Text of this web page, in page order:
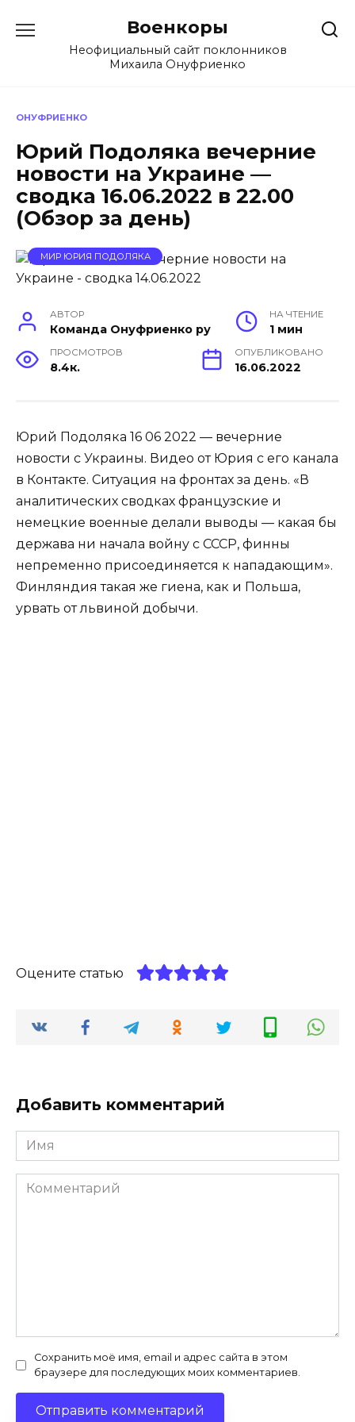
содержанию
Военкоры
Неофициальный сайт поклонников
Михаила Онуфриенко
ОНУФРИЕНКО
Юрий Подоляка вечерние
новости на Украине —
сводка 16.06.2022 в 22.00
(Обзор за день)
МИР ЮРИЯ ПОДОЛЯКА
АВТОР
Команда Онуфриенко ру
НА ЧТЕНИЕ
1 мин
ПРОСМОТРОВ
8.4к.
ОПУБЛИКОВАНО
16.06.2022
Юрий Подоляка 16 06 2022 — вечерние
новости с Украины. Видео от Юрия с его канала
в Контакте. Ситуация на фронтах за день. «В
аналитических сводках французские и
немецкие военные делали выводы — какая бы
держава ни начала войну с СССР, финны
непременно присоединяется к нападающим».
Финляндия такая же гиена, как и Польша,
урвать от львиной добычи.
Оцените статью
Добавить комментарий
Имя
*
Комментарий
Сохранить моё имя, email и адрес сайта в этом
браузере для последующих моих комментариев.